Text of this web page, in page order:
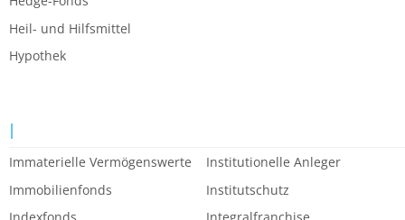
Heil- und Hilfsmittel
Hypothek
I
Immaterielle Vermögenswerte
Immobilienfonds
Institutionelle Anleger
Institutschutz